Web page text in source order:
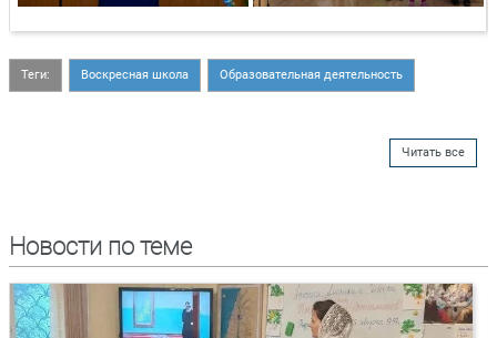
Теги: Воскресная школа Образовательная деятельность
Читать все
Новости по теме